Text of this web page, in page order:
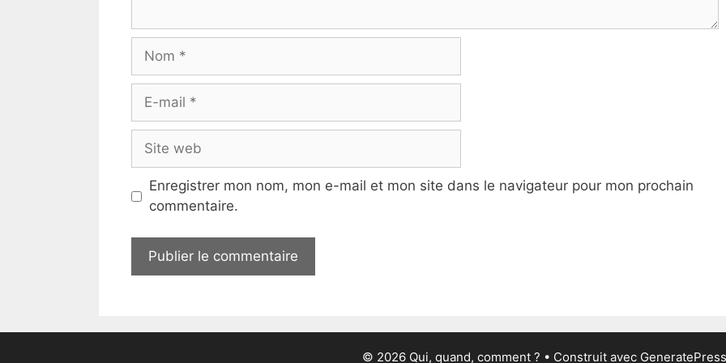
Nom
Site
web
Enregistrer mon nom, mon e-mail et mon site dans le navigateur pour mon prochain
commentaire.
© 2026 Qui, quand, comment ? • Construit avec GeneratePress